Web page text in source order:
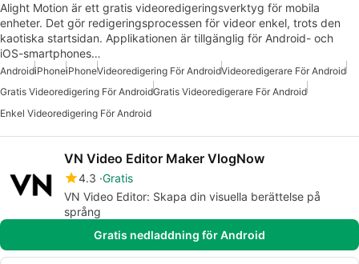
Alight Motion är ett gratis videoredigeringsverktyg för mobila
enheter. Det gör redigeringsprocessen för videor enkel, trots den
kaotiska startsidan. Applikationen är tillgänglig för Android- och
iOS-smartphones…
AndroidiPhoneiPhoneVideoredigering För AndroidVideoredigerare För Android
Gratis Videoredigering För AndroidGratis Videoredigerare För Android
Enkel Videoredigering För Android
VN Video Editor Maker VlogNow
4.3 Gratis
VN Video Editor: Skapa din visuella berättelse på
språng
Gratis nedladdning för Android